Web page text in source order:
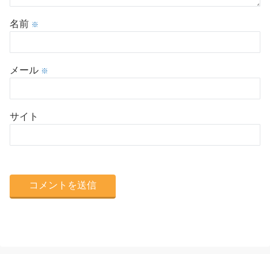
名前 ※
メール ※
サイト